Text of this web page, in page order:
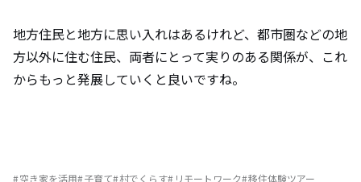
地方住民と地方に思い入れはあるけれど、都市圏などの地
方以外に住む住民、両者にとって実りのある関係が、これ
からもっと発展していくと良いですね。
空き家を活用 子育て 村でくらす リモートワーク 移住体験ツアー